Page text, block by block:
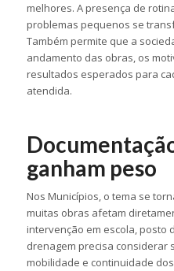
melhores. A presença de
problemas pequenos se
Também permite que a
andamento das obras, os
resultados esperados para
atendida.
ganham peso
Nos Municípios, o tema se
muitas obras afetam
intervenção em escola, posto
drenagem precisa considerar
mobilidade e continuidade